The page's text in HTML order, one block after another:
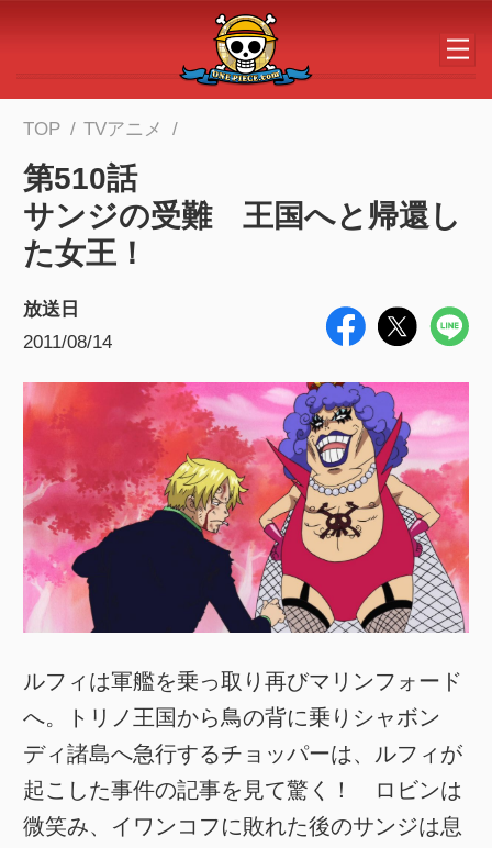
メインコンテンツへスキップする
TOP TVアニメ
第510話
サンジの受難 王国へと帰還し
た女王！
放送日
2011/08/14
ルフィは軍艦を乗っ取り再びマリンフォード
へ。トリノ王国から鳥の背に乗りシャボン
ディ諸島へ急行するチョッパーは、ルフィが
起こした事件の記事を見て驚く！ ロビンは
微笑み、イワンコフに敗れた後のサンジは息